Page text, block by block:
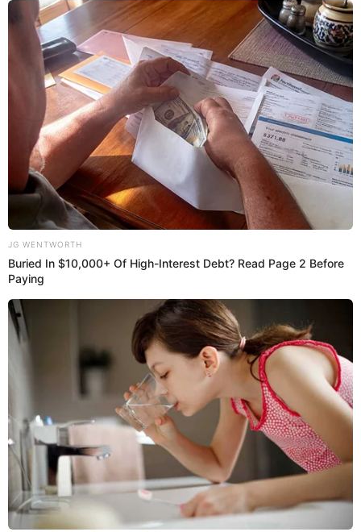
21:44 22/6/2023
Ale Fuller se salva y pasa a la
siguiente etapa
La influencerAle Fullerquedó en shock al ser salvada
por el jurado y pasar a la siguiente ronda.
21:43 22/6/2023
Primer sentenciado de la noche:
Jesús Neyra